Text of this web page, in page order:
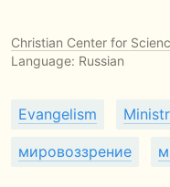
Christian Center for
Language: Russian
Evangelism
мировоззрение